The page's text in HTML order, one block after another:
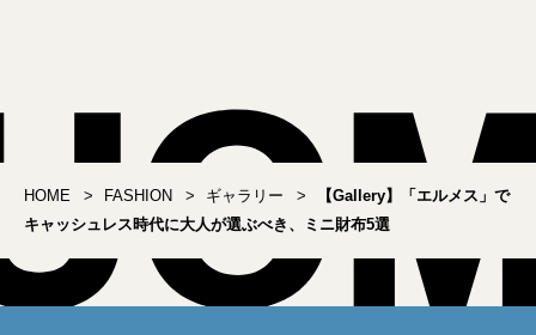
HOME FASHION ギャラリー
【Gallery】「エルメス」で
キャッシュレス時代に大人が選ぶべき、ミニ財布5選